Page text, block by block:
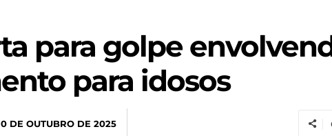
para golpe
para idosos
DE OUTUBRO DE 2025